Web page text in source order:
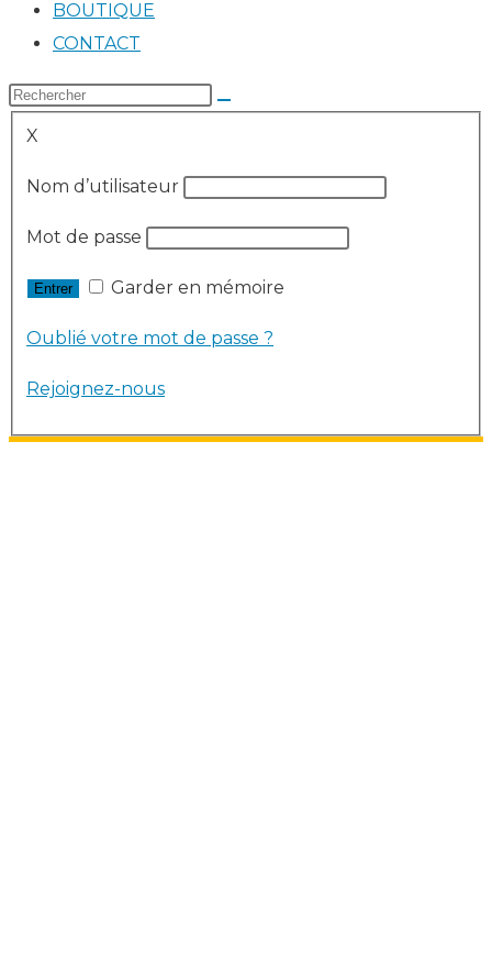
BOUTIQUE
CONTACT
X
Nom d’utilisateur
Mot de passe
Garder en mémoire
Oublié votre mot de passe ?
Rejoignez-nous